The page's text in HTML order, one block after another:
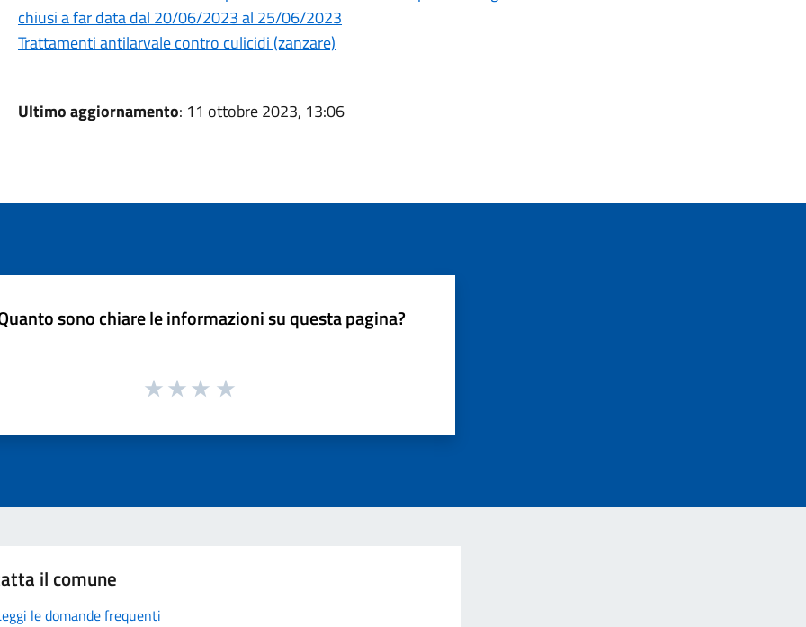
chiusi a far data dal 20/06/2023 al 25/06/2023
Trattamenti antilarvale contro culicidi (zanzare)
Ultimo aggiornamento: 11 ottobre 2023, 13:06
sono chiare le informazioni su questa pagina?
il comune
le domande frequenti